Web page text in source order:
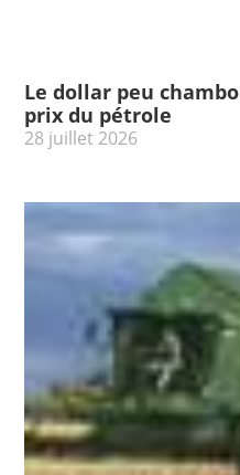
Le dollar peu
prix du pétrole
28 juillet 2026